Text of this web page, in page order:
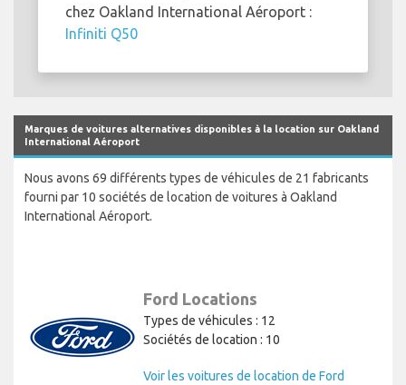
chez Oakland International Aéroport :
Infiniti Q50
Marques de voitures alternatives disponibles à la location sur Oakland
International Aéroport
Nous avons 69 différents types de véhicules de 21 fabricants
fourni par 10 sociétés de location de voitures à Oakland
International Aéroport.
Ford Locations
Types de véhicules : 12
Sociétés de location : 10
Voir les voitures de location de Ford